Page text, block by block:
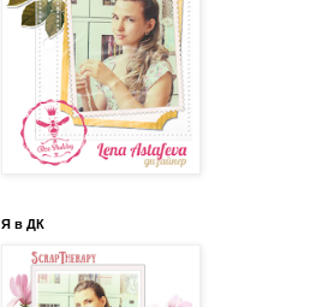
Я в ДК